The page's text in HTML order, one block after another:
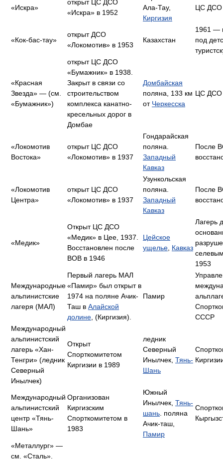
«Искра»
открыт ЦС ДСО
«Искра» в 1952
Ала-Тау,
Киргизия
ЦС ДСО
«Кок-бас-тау»
открыт ДСО
«Локомотив» в 1953
Казахстан
1961 —
под
«Красная
Звезда» — (см.
«Бумажник»)
открыт ЦС ДСО
«Бумажник» в 1938.
Закрыт в связи со
строительством
комплекса канатно-
кресельных дорог в
Домбае
Домбайская
поляна, 133 км
от Черкесска
ЦС ДСО
«Локомотив
Востока»
открыт ЦС ДСО
«Локомотив» в 1937
Гондарайская
поляна.
Западный
Кавказ
После
«Локомотив
Центра»
открыт ЦС ДСО
«Локомотив» в 1937
Узункольская
поляна.
Западный
Кавказ
После
«Медик»
Открыт ЦС ДСО
«Медик» в Цее, 1937.
Восстановлен после
ВОВ в 1946
Цейское
ущелье, Кавказ
Лагерь
1953
Международные
альпинистские
лагеря (МАЛ)
Первый лагерь МАЛ
«Памир» был открыт в
1974 на поляне Ачик-
Таш в Алайской
долине, (Киргизия).
Памир
СССР
Международный
альпинистский
лагерь «Хан-
Тенгри» (ледник
Северный
Инылчек)
Открыт
Спорткомитетом
Киргизии в 1989
ледник
Северный
Инылчек, Тянь-
Шань
Международный
альпинистский
центр «Тянь-
Шань»
Организован
Киргизским
Спорткомитетом в
1983
Южный
Инылчек, Тянь-
шань. поляна
Ачик-таш,
Памир
«Металлург» —
см. «Сталь».